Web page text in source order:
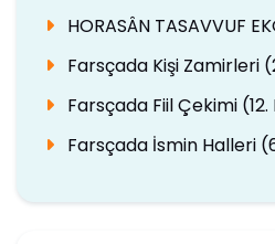
HORASÂN TASAVVUF
Farsçada Kişi Zamirleri
Farsçada Fiil Çekimi
Farsçada İsmin Halleri